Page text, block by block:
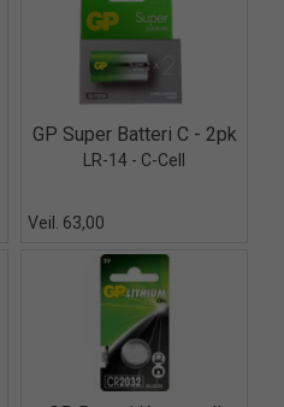
Quick View+
GP Super Batteri C - 2pk
LR-14 - C-Cell
Veil. 63,00